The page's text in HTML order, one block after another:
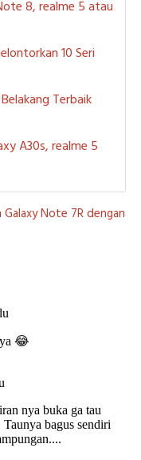
8, realme 5 atau
10 Seri
Terbaik
A30s, realme 5
Galaxy Note 7R dengan